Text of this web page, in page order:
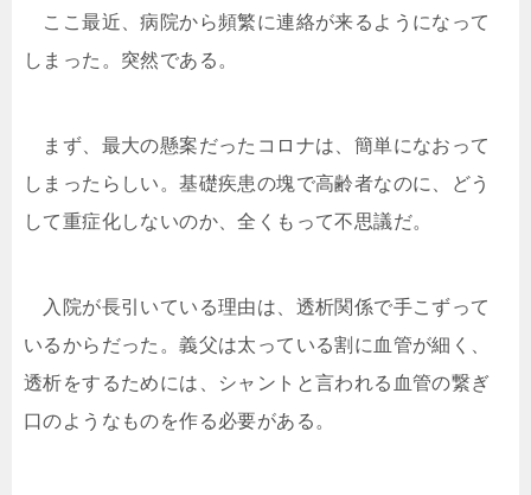
ここ最近、病院から頻繁に連絡が来るようになって
しまった。突然である。
まず、最大の懸案だったコロナは、簡単になおって
しまったらしい。基礎疾患の塊で高齢者なのに、どう
して重症化しないのか、全くもって不思議だ。
入院が長引いている理由は、透析関係で手こずって
いるからだった。義父は太っている割に血管が細く、
透析をするためには、シャントと言われる血管の繋ぎ
口のようなものを作る必要がある。